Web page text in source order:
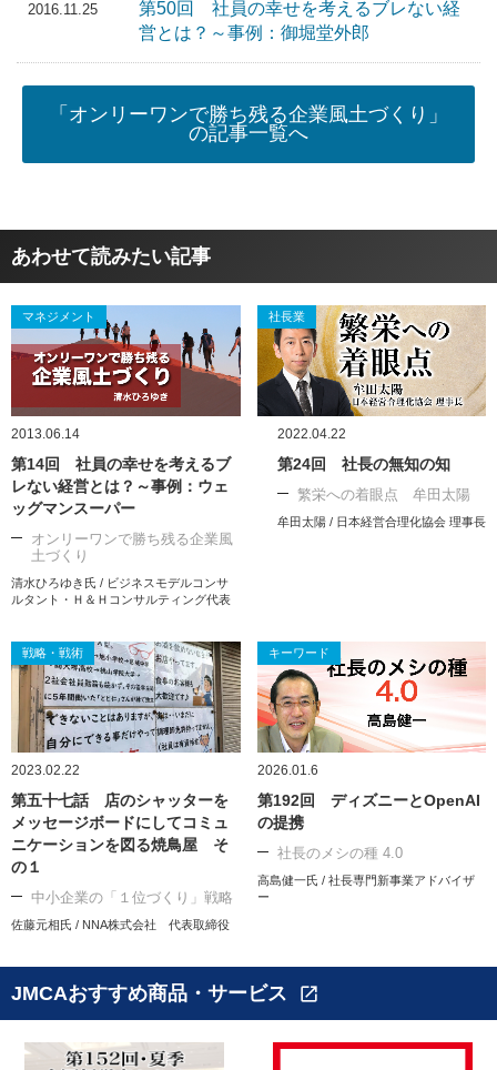
2016.11.25
第50回 社員の幸せを考えるブレない経
営とは？～事例：御堀堂外郎
「オンリーワンで勝ち残る企業風土づくり」
の記事一覧へ
あわせて読みたい記事
マネジメント
2013.06.14
第14回 社員の幸せを考えるブ
レない経営とは？～事例：ウェ
ッグマンスーパー
オンリーワンで勝ち残る企業風
土づくり
清水ひろゆき氏 / ビジネスモデルコンサ
ルタント・Ｈ＆Ｈコンサルティング代表
社長業
2022.04.22
第24回 社長の無知の知
繁栄への着眼点 牟田太陽
牟田太陽 / 日本経営合理化協会 理事長
戦略・戦術
2023.02.22
第五十七話 店のシャッターを
メッセージボードにしてコミュ
ニケーションを図る焼鳥屋 そ
の１
中小企業の「１位づくり」戦略
佐藤元相氏 / NNA株式会社 代表取締役
キーワード
2026.01.6
第192回 ディズニーとOpenAI
の提携
社長のメシの種 4.0
高島健一氏 / 社長専門新事業アドバイザ
ー
JMCAおすすめ商品・サービス open_in_new